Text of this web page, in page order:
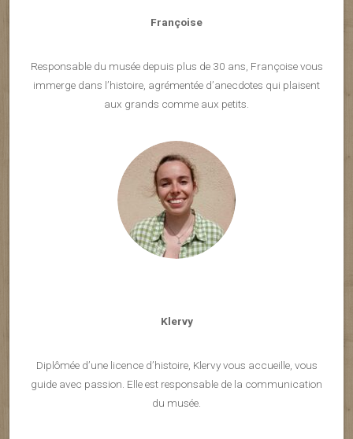
Françoise
Responsable du musée depuis plus de 30 ans, Françoise vous
immerge dans l’histoire, agrémentée d’anecdotes qui plaisent
aux grands comme aux petits.
Klervy
Diplômée d’une licence d’histoire, Klervy vous accueille, vous
guide avec passion. Elle est responsable de la communication
du musée.